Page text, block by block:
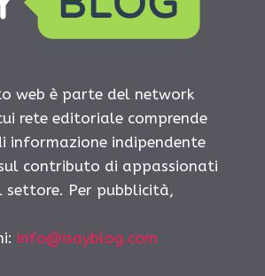
web è parte del network
rete editoriale comprende
informazione indipendente
contributo di appassionati
settore. Per pubblicità,
info@isayblog.com